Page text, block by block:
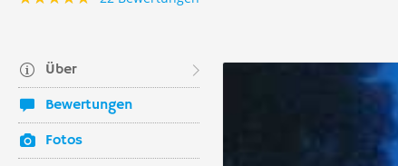
Über
Bewertungen
Fotos